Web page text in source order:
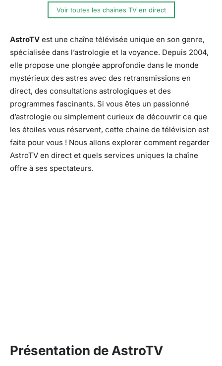
Voir toutes les chaines TV en direct
AstroTV est une chaîne télévisée unique en son genre,
spécialisée dans l’astrologie et la voyance. Depuis 2004,
elle propose une plongée approfondie dans le monde
mystérieux des astres avec des retransmissions en
direct, des consultations astrologiques et des
programmes fascinants. Si vous êtes un passionné
d’astrologie ou simplement curieux de découvrir ce que
les étoiles vous réservent, cette chaine de télévision est
faite pour vous ! Nous allons explorer comment regarder
AstroTV en direct et quels services uniques la chaîne
offre à ses spectateurs.
Présentation de AstroTV